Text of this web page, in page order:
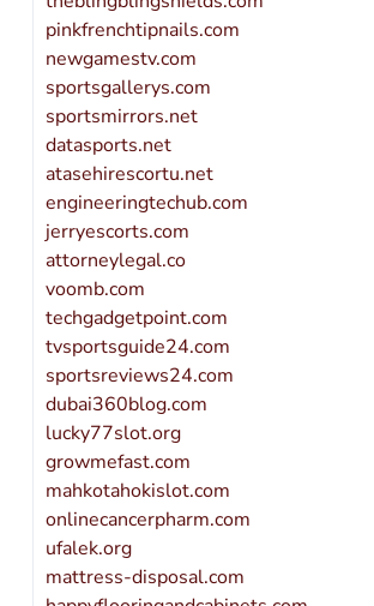
pinkfrenchtipnails.com
newgamestv.com
sportsgallerys.com
sportsmirrors.net
datasports.net
atasehirescortu.net
engineeringtechub.com
jerryescorts.com
attorneylegal.co
voomb.com
techgadgetpoint.com
tvsportsguide24.com
sportsreviews24.com
dubai360blog.com
lucky77slot.org
growmefast.com
mahkotahokislot.com
onlinecancerpharm.com
ufalek.org
mattress-disposal.com